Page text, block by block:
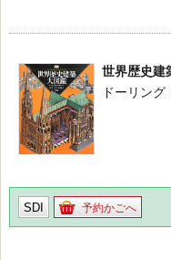
世界歴史建
ドーリン
SDI 予約かごへ